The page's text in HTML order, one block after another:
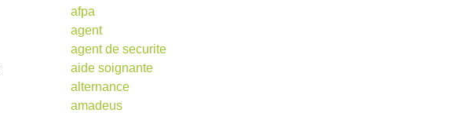
afpa
agent
agent de securite
aide soignante
alternance
amadeus